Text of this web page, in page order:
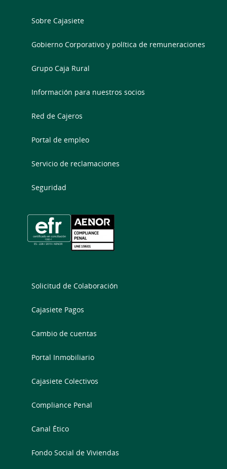
Sobre Cajasiete
Gobierno Corporativo y política de remuneraciones
Grupo Caja Rural
Información para nuestros socios
Red de Cajeros
Portal de empleo
Servicio de reclamaciones
Seguridad
Solicitud de Colaboración
Cajasiete Pagos
Cambio de cuentas
Portal Inmobiliario
Cajasiete Colectivos
Compliance Penal
Canal Ético
Fondo Social de Viviendas